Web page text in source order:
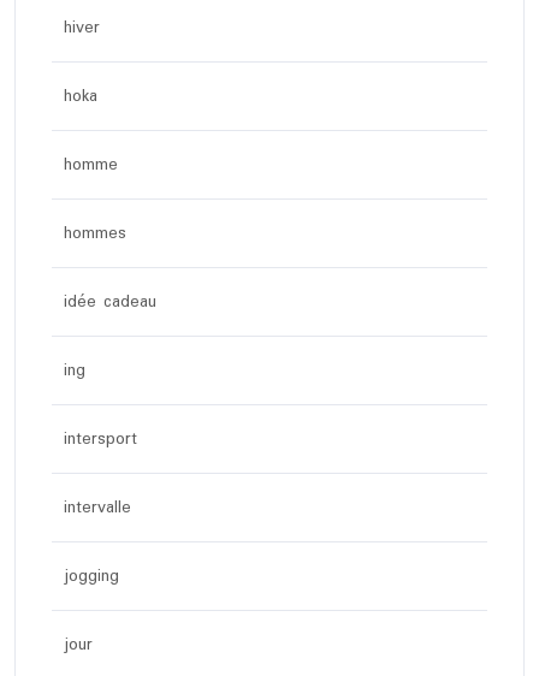
hiver
hoka
homme
hommes
idée cadeau
ing
intersport
intervalle
jogging
jour